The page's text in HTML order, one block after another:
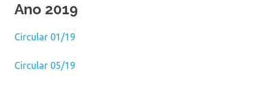
Ano 2019
Circular 01/19
Circular 05/19